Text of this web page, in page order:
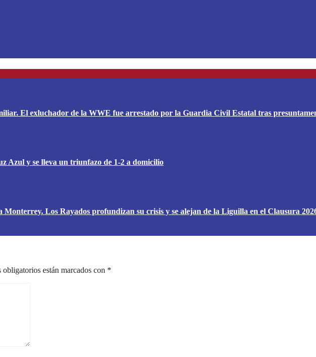
El exluchador de la WWE fue arrestado por la Guardia Civil Estatal tras
Azul y se lleva un triunfazo de 1-2 a domicilio
Monterrey. Los Rayados profundizan su crisis y se alejan de la Liguilla en el Clausura
obligatorios están marcados con *